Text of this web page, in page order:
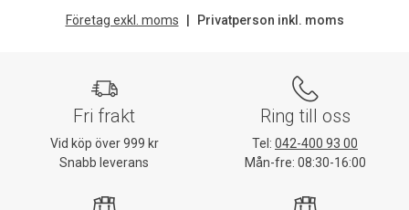
Företag exkl. moms Privatperson inkl. moms
Fri frakt
Vid köp över 999 kr
Snabb leverans
Ring till oss
Tel: 042-400 93 00
Mån-fre: 08:30-16:00